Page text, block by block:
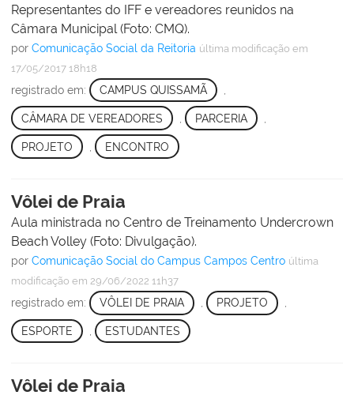
Representantes do IFF e vereadores reunidos na
Câmara Municipal (Foto: CMQ).
por Comunicação Social da Reitoria última modificação em
17/05/2017 18h18
registrado em: CAMPUS QUISSAMÃ
CÂMARA DE VEREADORES PARCERIA
PROJETO ENCONTRO
Vôlei de Praia
Aula ministrada no Centro de Treinamento Undercrown
Beach Volley (Foto: Divulgação).
por Comunicação Social do Campus Campos Centro última
modificação em 29/06/2022 11h37
registrado em: VÔLEI DE PRAIA , PROJETO ,
ESPORTE ESTUDANTES
Vôlei de Praia